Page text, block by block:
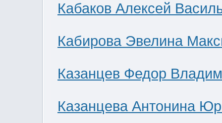
Кабаков Алексей
Кабирова Эвелина
Казанцев Федор
Казанцева Антонина